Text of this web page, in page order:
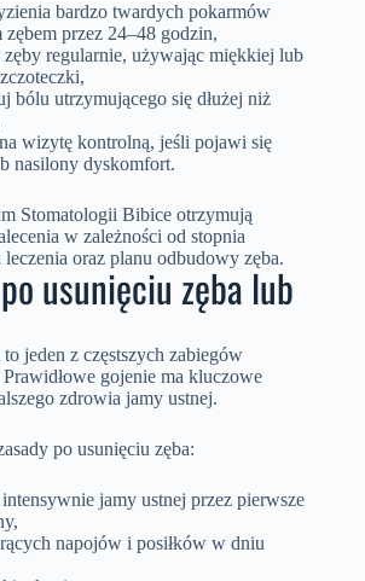
bardzo twardych pokarmów
zębem przez 24–48 godzin,
zęby regularnie, używając miękkiej lub
bólu utrzymującego się dłużej niż
na wizytę kontrolną, jeśli pojawi się
nasilony dyskomfort.
Stomatologii Bibice otrzymują
w zależności od stopnia
leczenia oraz planu odbudowy zęba.
usunięciu zęba lub
jeden z częstszych zabiegów
gojenie ma kluczowe
zdrowia jamy ustnej.
po usunięciu zęba:
intensywnie jamy ustnej przez pierwsze
napojów i posiłków w dniu